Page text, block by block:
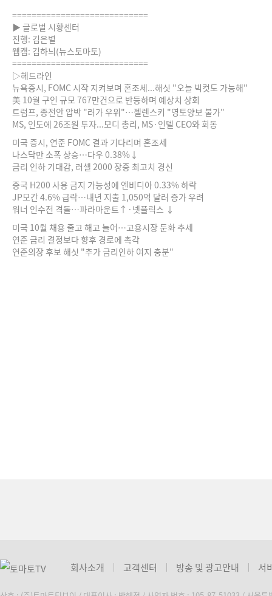
============================
▶ 글로벌 시황센터
진행: 김은별
웹캠: 김하늬(뉴스토마토)
============================
▷헤드라인
뉴욕증시, FOMC 시작 지켜보며 혼조세...해싯 "오늘 빅컷도 가능해"
美 10월 구인 규모 767만건으로 반등하며 예상치 상회
트럼프, 종전안 압박 "러가 우위"…젤렌스키 "영토양보 불가"
MS, 인도에 26조원 투자...모디 총리, MS·인텔 CEO와 회동
미국 증시, 연준 FOMC 결과 기다리며 혼조세
나스닥만 소폭 상승…다우 0.38%↓
금리 인하 기대감, 러셀 2000 장중 최고치 경신
중국 H200 사용 금지 가능성에 엔비디아 0.33% 하락
JP모간 4.6% 급락…내년 지출 1,050억 달러 증가 우려
워너 인수전 격돌…파라마운트↑·넷플릭스 ↓
미국 10월 채용 줄고 해고 늘어…고용시장 둔화 추세
연준 금리 결정보다 향후 경로에 촉각
연준의장 후보 해싯 "추가 금리인하 여지 충분"
회사소개 고객센터 방송 및 광고안내 서